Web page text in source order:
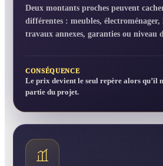
Deux montants proches peuvent
différentes : meubles, électroménager,
travaux annexes, garanties ou niveau
CONSÉQUENCE
Le prix devient le seul repère alors qu’il
partie du projet.